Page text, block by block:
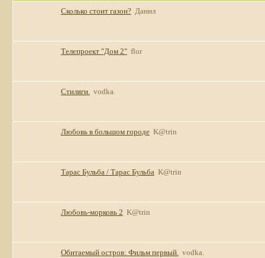
Сколько стоит газон? Данил
Телепроект "Дом 2" flor
Стиляги. vodka.
Любовь в большом городе K@trin
Тарас Бульба / Тарас Бульба K@trin
Любовь-морковь 2 K@trin
Обитаемый остров: Фильм первый. vodka.